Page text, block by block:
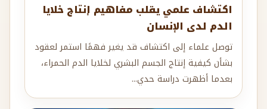
اكتشاف علمي يقلب مفاهيم إنتاج خلايا
الدم لدى الإنسان
توصل علماء إلى اكتشاف قد يغير فهمًا استمر لعقود
بشأن كيفية إنتاج الجسم البشري لخلايا الدم الحمراء،
بعدما أظهرت دراسة حدي...